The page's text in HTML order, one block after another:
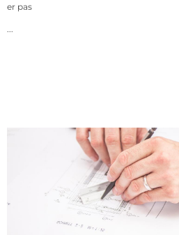
er pas
...